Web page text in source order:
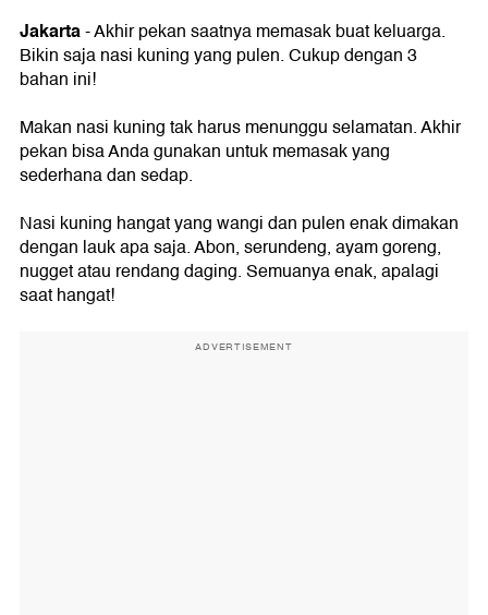
Jakarta- Akhir pekan saatnya memasak buat keluarga.
Bikin saja nasi kuning yang pulen. Cukup dengan 3
bahan ini!
Makan nasi kuning tak harus menunggu selamatan. Akhir
pekan bisa Anda gunakan untuk memasak yang
sederhana dan sedap.
Nasi kuning hangat yang wangi dan pulen enak dimakan
dengan lauk apa saja. Abon, serundeng, ayam goreng,
nugget atau rendang daging. Semuanya enak, apalagi
saat hangat!
ADVERTISEMENT